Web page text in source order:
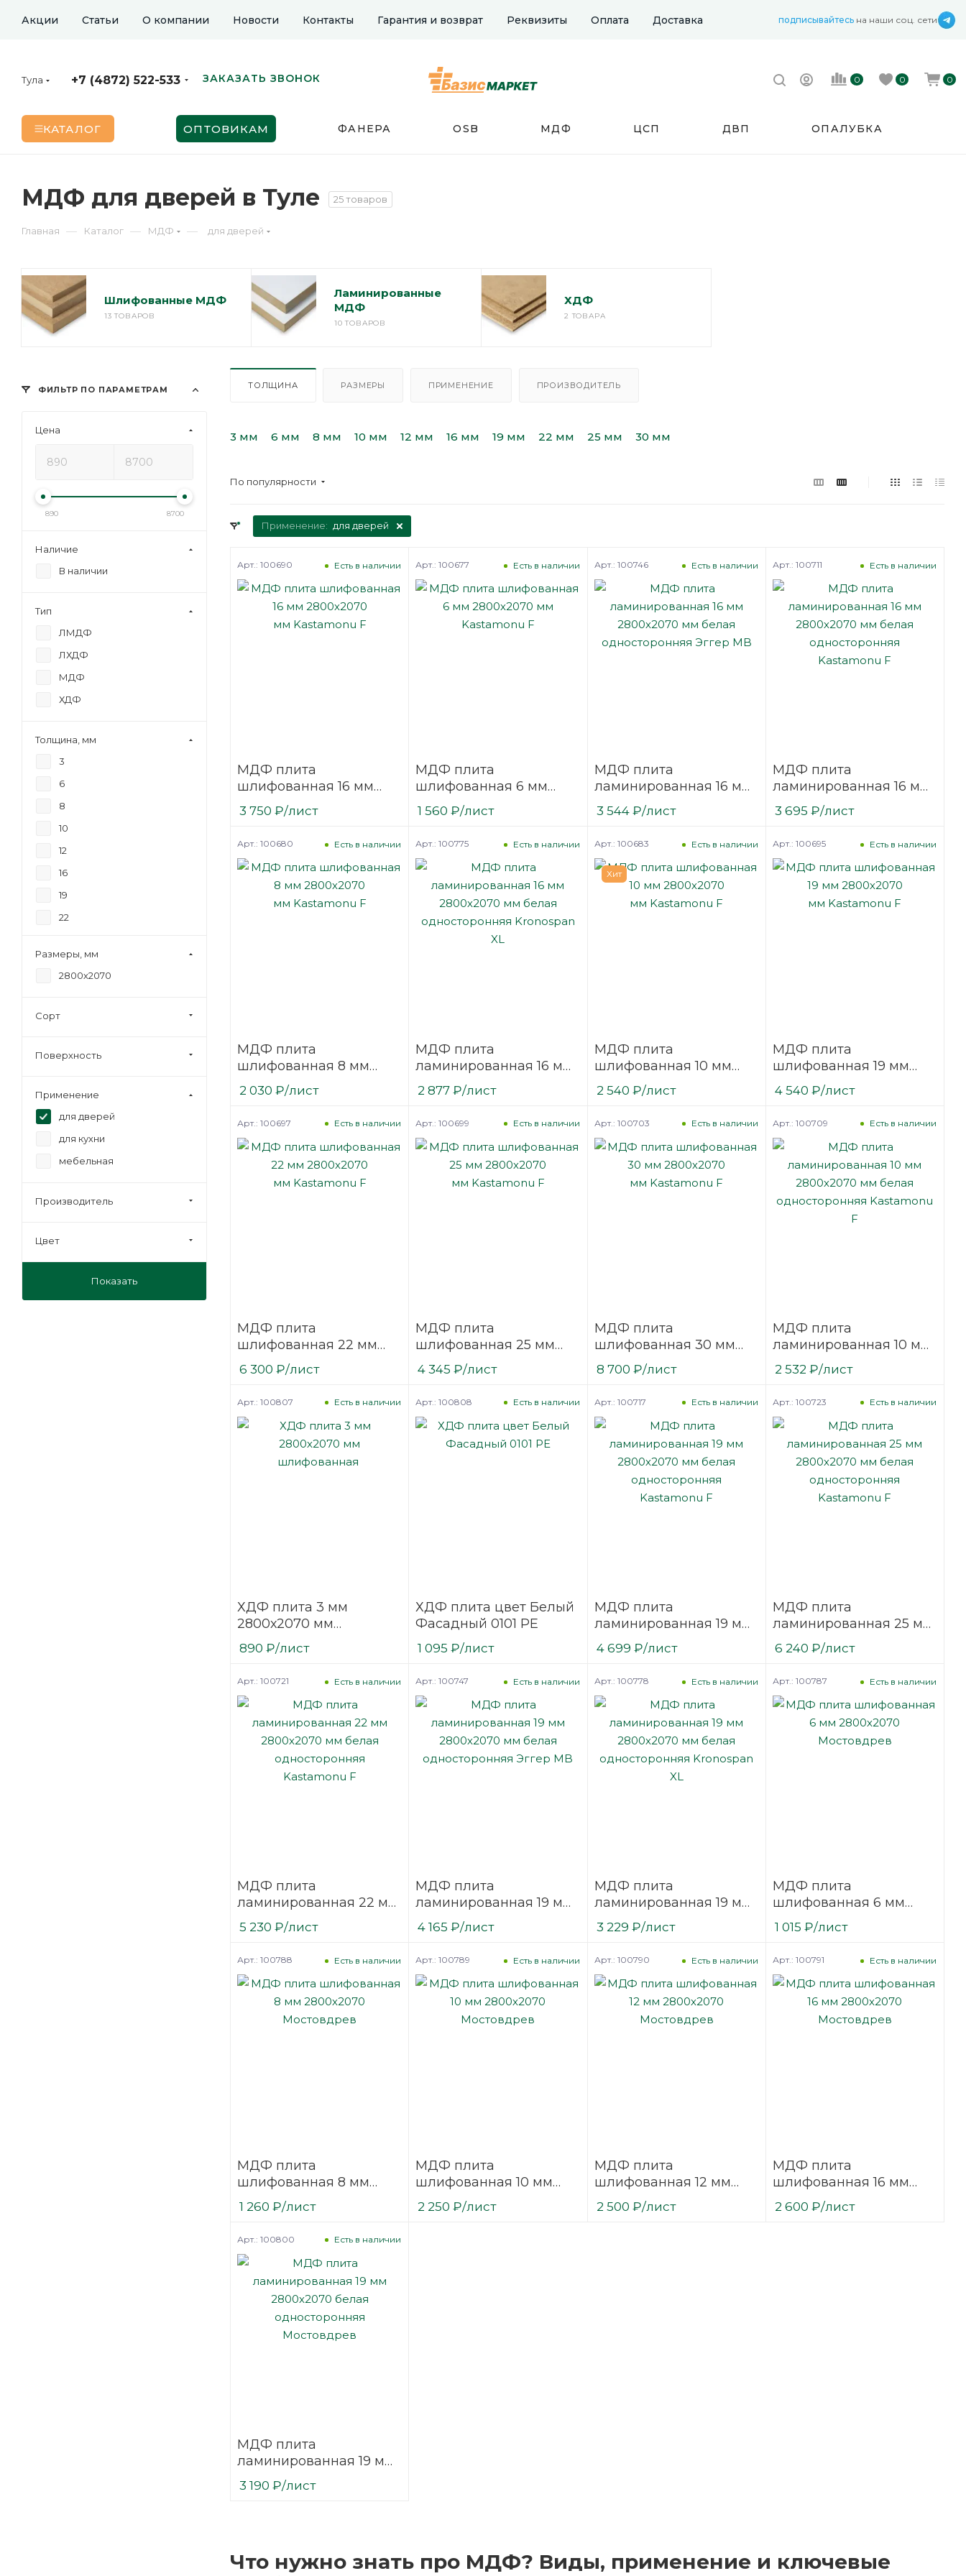
Акции Статьи О компании Новости Контакты Гарантия и возврат Реквизиты Оплата Доставка подписывайтесь на наши соц. сети
Тула +7 (4872) 522-533 ЗАКАЗАТЬ ЗВОНОК 0 0 0
КАТАЛОГ ОПТОВИКАМ ФАНЕРА OSB МДФ ЦСП ДВП ОПАЛУБКА
МДФ для дверей в Туле 25 товаров
Главная — Каталог — МДФ — для дверей
Шлифованные МДФ
13 ТОВАРОВ
Ламинированные
МДФ
10 ТОВАРОВ
ХДФ
2 ТОВАРА
ТОЛЩИНА РАЗМЕРЫ ПРИМЕНЕНИЕ ПРОИЗВОДИТЕЛЬ
3 мм 6 мм 8 мм 10 мм 12 мм 16 мм 19 мм 22 мм 25 мм 30 мм
По популярности
Применение: для дверей
МДФ плита
шлифованная 16 мм
2800х2070
мм Kastamonu F
Есть в наличии
Арт.: 100690
3 750 ₽/лист
МДФ плита
шлифованная 6 мм
2800х2070 мм
Kastamonu F
Есть в наличии
Арт.: 100677
1 560 ₽/лист
МДФ плита
ламинированная 16 мм
2800х2070 мм белая
односторонняя Эггер
Есть в наличии
Арт.: 100746
3 544₽/лист
МДФ плита
ламинированная 16 мм
2800х2070 мм белая
односторонняя
Есть в наличии
Арт.: 100711
3 695 ₽/лист
МДФ плита
шлифованная 8 мм
2800х2070
мм Kastamonu F
Есть в наличии
Арт.: 100680
2 030 ₽/лист
МДФ плита
ламинированная 16 мм
2800х2070 мм белая
односторонняя
Есть в наличии
Арт.: 100775
2 877 ₽/лист
Хит
МДФ плита
шлифованная 10 мм
2800х2070
мм Kastamonu F
Есть в наличии
Арт.: 100683
2 540 ₽/лист
МДФ плита
шлифованная 19 мм
2800х2070
мм Kastamonu F
Есть в наличии
Арт.: 100695
4 540 ₽/лист
МДФ плита
шлифованная 22 мм
2800х2070
мм Kastamonu F
Есть в наличии
Арт.: 100697
6 300 ₽/лист
МДФ плита
шлифованная 25 мм
2800х2070
мм Kastamonu F
Есть в наличии
Арт.: 100699
4 345 ₽/лист
МДФ плита
шлифованная 30 мм
2800х2070
мм Kastamonu F
Есть в наличии
Арт.: 100703
8 700 ₽/лист
МДФ плита
ламинированная 10 мм
2800х2070 мм белая
односторонняя
Есть в наличии
Арт.: 100709
2 532 ₽/лист
ХДФ плита 3 мм
2800х2070 мм
шлифованная
Есть в наличии
Арт.: 100807
890 ₽/лист
ХДФ плита цвет Белый
Фасадный 0101 PE
Есть в наличии
Арт.: 100808
1 095 ₽/лист
МДФ плита
ламинированная 19 мм
2800х2070 мм белая
односторонняя
Есть в наличии
Арт.: 100717
4 699 ₽/лист
МДФ плита
ламинированная 25 мм
2800х2070 мм белая
односторонняя
Есть в наличии
Арт.: 100723
6 240 ₽/лист
МДФ плита
ламинированная 22 мм
2800х2070 мм белая
односторонняя
Есть в наличии
Арт.: 100721
5 230 ₽/лист
МДФ плита
ламинированная 19 мм
2800х2070 мм белая
односторонняя Эггер
Есть в наличии
Арт.: 100747
4 165 ₽/лист
МДФ плита
ламинированная 19 мм
2800х2070 мм белая
односторонняя
Есть в наличии
Арт.: 100778
3 229 ₽/лист
МДФ плита
шлифованная 6 мм
2800х2070 Мостовдрев
Есть в наличии
Арт.: 100787
1 015 ₽/лист
МДФ плита
шлифованная 8 мм
2800х2070 Мостовдрев
Есть в наличии
Арт.: 100788
1 260 ₽/лист
МДФ плита
шлифованная 10 мм
2800х2070 Мостовдрев
Есть в наличии
Арт.: 100789
2 250 ₽/лист
МДФ плита
шлифованная 12 мм
2800х2070 Мостовдрев
Есть в наличии
Арт.: 100790
2 500 ₽/лист
МДФ плита
шлифованная 16 мм
2800х2070 Мостовдрев
Есть в наличии
Арт.: 100791
2 600 ₽/лист
МДФ плита
ламинированная 19 мм
2800х2070 белая
односторонняя
Есть в наличии
Арт.: 100800
3 190 ₽/лист
Что нужно знать про МДФ? Виды, применение и ключевые
ФИЛЬТР ПО ПАРАМЕТРАМ
Цена
890 8700
Наличие
В наличии
Тип
ЛМДФ
ЛХДФ
МДФ
ХДФ
Толщина, мм
3
6
8
10
12
16
19
22
30
Размеры, мм
2800х2070
Сорт
Поверхность
Применение
для дверей
для кухни
мебельная
Производитель
Цвет
Показать